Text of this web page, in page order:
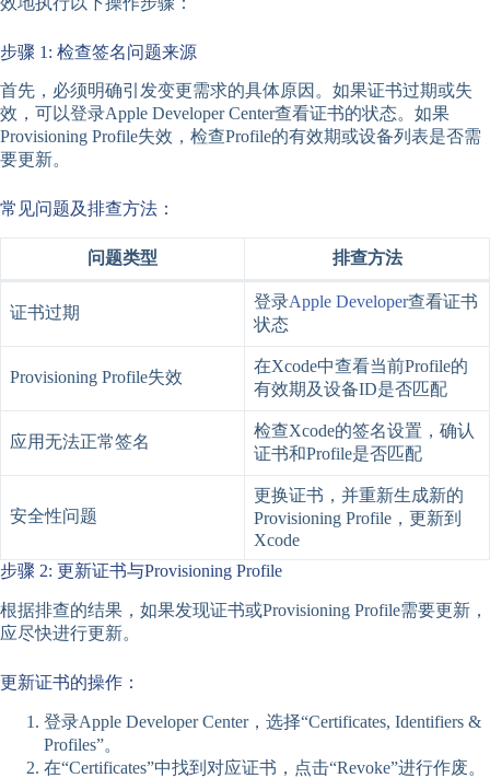
步骤 1: 检查签名问题来源
首先，必须明确引发变更需求的具体原因。如果证书过期或失
效，可以登录Apple Developer Center查看证书的状态。如果
Provisioning Profile失效，检查Profile的有效期或设备列表是否需
要更新。
常见问题及排查方法：
问题类型 排查方法
证书过期
登录Apple Developer查看证书
状态
Provisioning Profile失效
在Xcode中查看当前Profile的
有效期及设备ID是否匹配
应用无法正常签名
检查Xcode的签名设置，确认
证书和Profile是否匹配
安全性问题
更换证书，并重新生成新的
Provisioning Profile，更新到
Xcode
步骤 2: 更新证书与Provisioning Profile
根据排查的结果，如果发现证书或Provisioning Profile需要更新，
应尽快进行更新。
更新证书的操作：
登录Apple Developer Center，选择“Certificates, Identifiers &
Profiles”。
在“Certificates”中找到对应证书，点击“Revoke”进行作废。